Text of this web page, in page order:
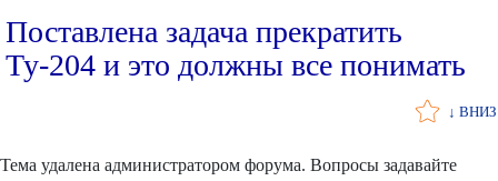
Поставлена задача прекратить
Ту-204 и это должны все понимать
↓ ВНИЗ
Тема удалена администратором форума. Вопросы задавайте